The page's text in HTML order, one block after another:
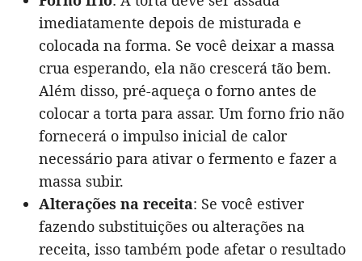
imediatamente depois de misturada e
colocada na forma. Se você deixar a massa
crua esperando, ela não crescerá tão bem.
Além disso, pré-aqueça o forno antes de
colocar a torta para assar. Um forno frio não
fornecerá o impulso inicial de calor
necessário para ativar o fermento e fazer a
massa subir.
Alterações na receita: Se você estiver
fazendo substituições ou alterações na
receita, isso também pode afetar o resultado